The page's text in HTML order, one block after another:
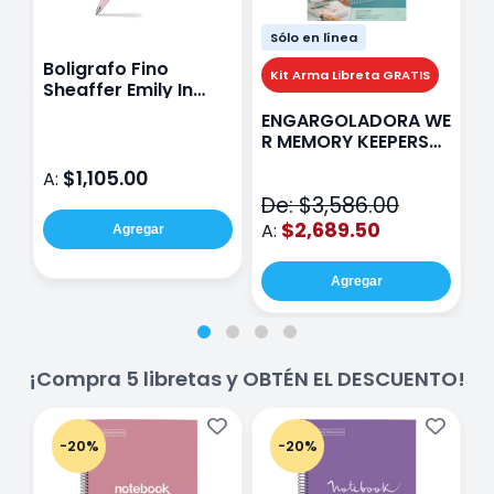
Boligrafo Fino
Sheaffer Emily In
A: $1,105.00
Agregar
Sólo en línea
Kit Arma Libreta GRATIS
ENGARGOLADORA WE
R MEMORY KEEPERS
De: $3,586.00
A: $2,689.50
Agregar
¡Compra 5 libretas y OBTÉN EL DESCUENTO!
-20% -20%